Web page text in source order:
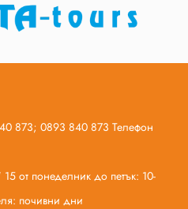
873; 0893 840 873 Телефон
от понеделник до петък: 10-
почивни дни